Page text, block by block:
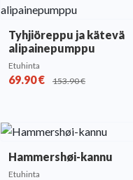
Tyhjiöreppu ja kätevä
alipainepumppu
Etuhinta
69.90€ 153.90€
Hammershøi-kannu
Etuhinta